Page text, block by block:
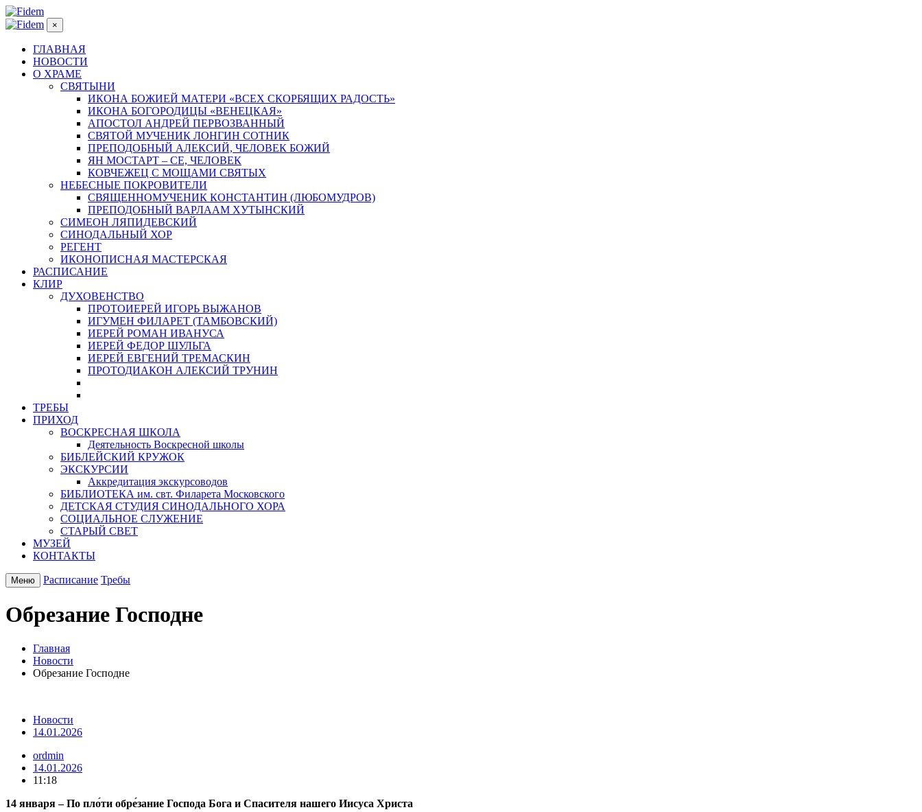
×
ГЛАВНАЯ
НОВОСТИ
О ХРАМЕ
СВЯТЫНИ
ИКОНА БОЖИЕЙ МАТЕРИ «ВСЕХ СКОРБЯЩИХ РАДОСТЬ»
ИКОНА БОГОРОДИЦЫ «ВЕНЕЦКАЯ»
АПОСТОЛ АНДРЕЙ ПЕРВОЗВАННЫЙ
СВЯТОЙ МУЧЕНИК ЛОНГИН СОТНИК
ПРЕПОДОБНЫЙ АЛЕКСИЙ, ЧЕЛОВЕК БОЖИЙ
ЯН МОСТАРТ – СЕ, ЧЕЛОВЕК
КОВЧЕЖЕЦ С МОЩАМИ СВЯТЫХ
НЕБЕСНЫЕ ПОКРОВИТЕЛИ
СВЯЩЕННОМУЧЕНИК КОНСТАНТИН (ЛЮБОМУДРОВ)
ПРЕПОДОБНЫЙ ВАРЛААМ ХУТЫНСКИЙ
СИМЕОН ЛЯПИДЕВСКИЙ
СИНОДАЛЬНЫЙ ХОР
РЕГЕНТ
ИКОНОПИСНАЯ МАСТЕРСКАЯ
РАСПИСАНИЕ
КЛИР
ДУХОВЕНСТВО
ПРОТОИЕРЕЙ ИГОРЬ ВЫЖАНОВ
ИГУМЕН ФИЛАРЕТ (ТАМБОВСКИЙ)
ИЕРЕЙ РОМАН ИВАНУСА
ИЕРЕЙ ФЕДОР ШУЛЬГА
ИЕРЕЙ ЕВГЕНИЙ ТРЕМАСКИН
ПРОТОДИАКОН АЛЕКСИЙ ТРУНИН
ТРЕБЫ
ПРИХОД
ВОСКРЕСНАЯ ШКОЛА
Деятельность Воскресной школы
БИБЛЕЙСКИЙ КРУЖОК
ЭКСКУРСИИ
Аккредитация экскурсоводов
БИБЛИОТЕКА им. свт. Филарета Московского
ДЕТСКАЯ СТУДИЯ СИНОДАЛЬНОГО ХОРА
СОЦИАЛЬНОЕ СЛУЖЕНИЕ
СТАРЫЙ СВЕТ
МУЗЕЙ
КОНТАКТЫ
Меню Расписание Требы
Обрезание Господне
Главная
Новости
Обрезание Господне
Новости
14.01.2026
ordmin
14.01.2026
11:18
14 января – По пло́ти обре́зание Господа Бога и Спасителя нашего Иисуса Христа